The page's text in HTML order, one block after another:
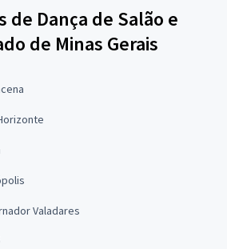
de Dança de Salão e
de Minas Gerais
Valadares